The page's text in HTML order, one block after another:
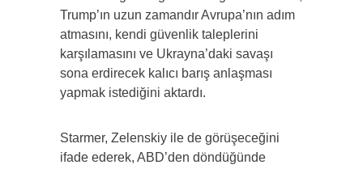
Trump’ın uzun zamandır Avrupa’nın adım
atmasını, kendi güvenlik taleplerini
karşılamasını ve Ukrayna’daki savaşı
sona erdirecek kalıcı barış anlaşması
yapmak istediğini aktardı.
Starmer, Zelenskiy ile de görüşeceğini
ifade ederek, ABD’den döndüğünde